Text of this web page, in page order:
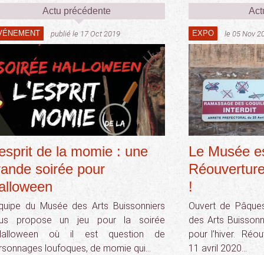
Actu précédente
publié le 17 Oct 2019
de la momie : une
soirée pour
du Musée des Arts Buissonniers
propose un jeu pour la soirée
où il est question de
loufoques, de momie qui…
EXPO le 05 Nov
Le Musée
!
Ouvert de
des Arts
pour l’hiver.
11 avril 2020…